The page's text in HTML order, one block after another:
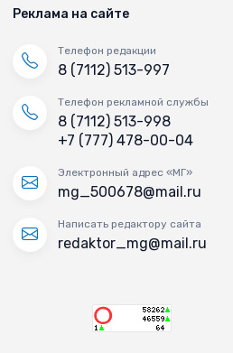
Реклама на сайте
Телефон редакции
8 (7112) 513-997
Телефон рекламной службы
8 (7112) 513-998
+7 (777) 478-00-04
Электронный адрес «МГ»
mg_500678@mail.ru
Написать редактору сайта
redaktor_mg@mail.ru